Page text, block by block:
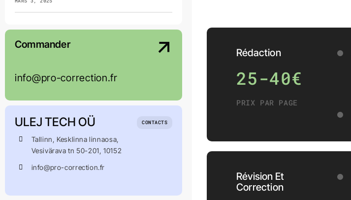
Commander
info@pro-correction.fr
ULEJ TECH OÜ
Tallinn, Kesklinna linnaosa,
Vesivärava tn 50-201, 10152
info@pro-correction.fr
CONTACTS
Rédaction
25-40€
PRIX PAR PAGE
Révision Et
Correction